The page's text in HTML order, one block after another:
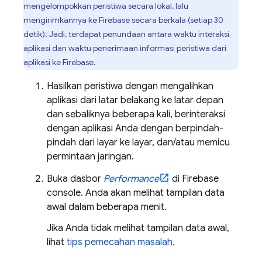
mengelompokkan peristiwa secara lokal, lalu
mengirimkannya ke Firebase secara berkala (setiap 30
detik). Jadi, terdapat penundaan antara waktu interaksi
aplikasi dan waktu penerimaan informasi peristiwa dari
aplikasi ke Firebase.
Hasilkan peristiwa dengan mengalihkan
aplikasi dari latar belakang ke latar depan
dan sebaliknya beberapa kali, berinteraksi
dengan aplikasi Anda dengan berpindah-
pindah dari layar ke layar, dan/atau memicu
permintaan jaringan.
Buka dasbor Performance di Firebase
console. Anda akan melihat tampilan data
awal dalam beberapa menit.
Jika Anda tidak melihat tampilan data awal,
lihat tips pemecahan masalah.